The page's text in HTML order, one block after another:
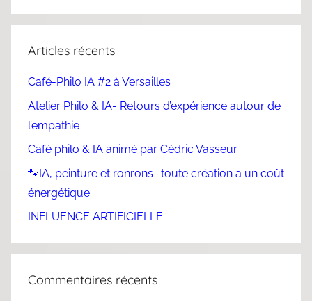
Articles récents
Café-Philo IA #2 à Versailles
Atelier Philo & IA- Retours d’expérience autour de
l’empathie
Café philo & IA animé par Cédric Vasseur
🐾IA, peinture et ronrons : toute création a un coût
énergétique
INFLUENCE ARTIFICIELLE
Commentaires récents